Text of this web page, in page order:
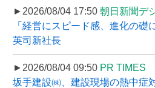
►2026/08/04 17:50 朝日新聞デ
「経営にスピード感、進化の礎
英司新社長
►2026/08/04 09:50 PR TIMES
坂手建設㈱、建設現場の熱中症